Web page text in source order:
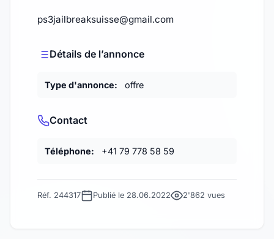
ps3jailbreaksuisse@gmail.com
Détails de l’annonce
Type d'annonce: offre
Contact
Téléphone: +41 79 778 58 59
Réf. 244317 Publié le 28.06.2022 2'862 vues